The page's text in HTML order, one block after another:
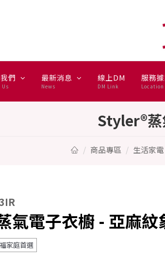
櫥 - 亞麻紋象牙白
們
Us
最新消息
News
線上DM
DM Link
服務
Location
Styler®蒸
商品專區 生活家電
氣電子衣櫥 - 亞麻紋
家庭首選